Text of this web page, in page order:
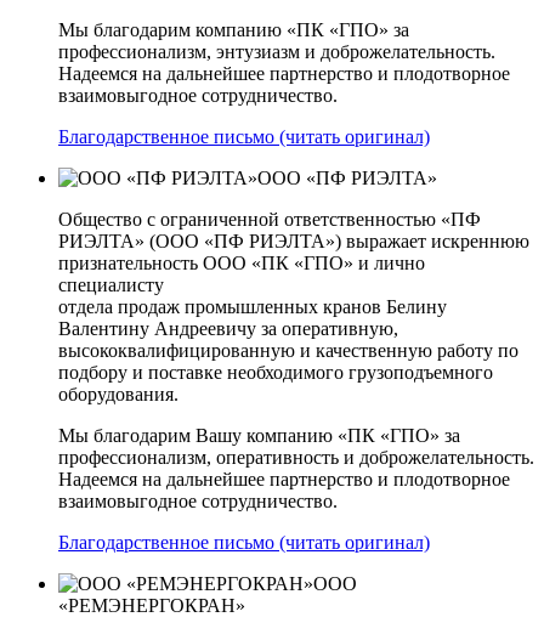
Мы благодарим компанию «ПК «ГПО» за
профессионализм, энтузиазм и доброжелательность.
Надеемся на дальнейшее партнерство и плодотворное
взаимовыгодное сотрудничество.
Благодарственное письмо (читать оригинал)
ООО «ПФ РИЭЛТА»
Общество с ограниченной ответственностью «ПФ
РИЭЛТА» (ООО «ПФ РИЭЛТА») выражает искреннюю
признательность ООО «ПК «ГПО» и лично
специалисту
отдела продаж промышленных кранов Белину
Валентину Андреевичу за оперативную,
высококвалифицированную и качественную работу по
подбору и поставке необходимого грузоподъемного
оборудования.
Мы благодарим Вашу компанию «ПК «ГПО» за
профессионализм, оперативность и доброжелательность.
Надеемся на дальнейшее партнерство и плодотворное
взаимовыгодное сотрудничество.
Благодарственное письмо (читать оригинал)
ООО
«РЕМЭНЕРГОКРАН»